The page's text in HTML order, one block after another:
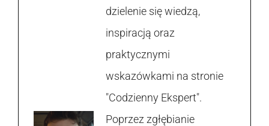
dzielenie się wiedzą,
inspiracją oraz
praktycznymi
wskazówkami na stronie
"Codzienny Ekspert".
Poprzez zgłębianie